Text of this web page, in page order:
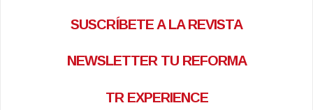
SUSCRÍBETE A LA REVISTA
NEWSLETTER TU REFORMA
TR EXPERIENCE